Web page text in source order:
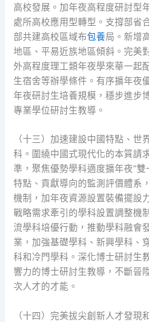
高校發展。加年夜高程度研討型
處所高校應用型轉型。支撐部省
部共建高校區域布包養局。新增
地區、平易近族地區傾斜。完美
外高程度理工類年夜學來華一起
生宿舍等辦學條件。有序擴年夜
年夜研討生培養規模，穩步進步
專業學位研討生教導。
（十三）加速建設中國特點、世
科。圍繞中國式現代化的本質請
準，聚焦優勢學科適度擴年夜“雙
特點、貢獻導向的監測評價體系
機制，加年夜資源設置裝備擺設
戰略需求牽引的學科設置調整機
流學科培優行動，推動學科融會
業，加強基礎學科、新興學科、
科和冷門學科。深化博士研討生
響力的博士研討生教導，不斷晉
次人才的才能。
（十四）完美拔尖創新人才發現